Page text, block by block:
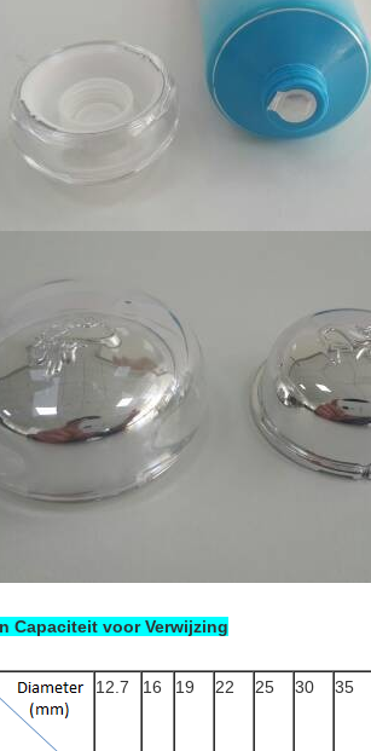
Capaciteit voor Verwijzing
12.7 16 19 22 25 30 35